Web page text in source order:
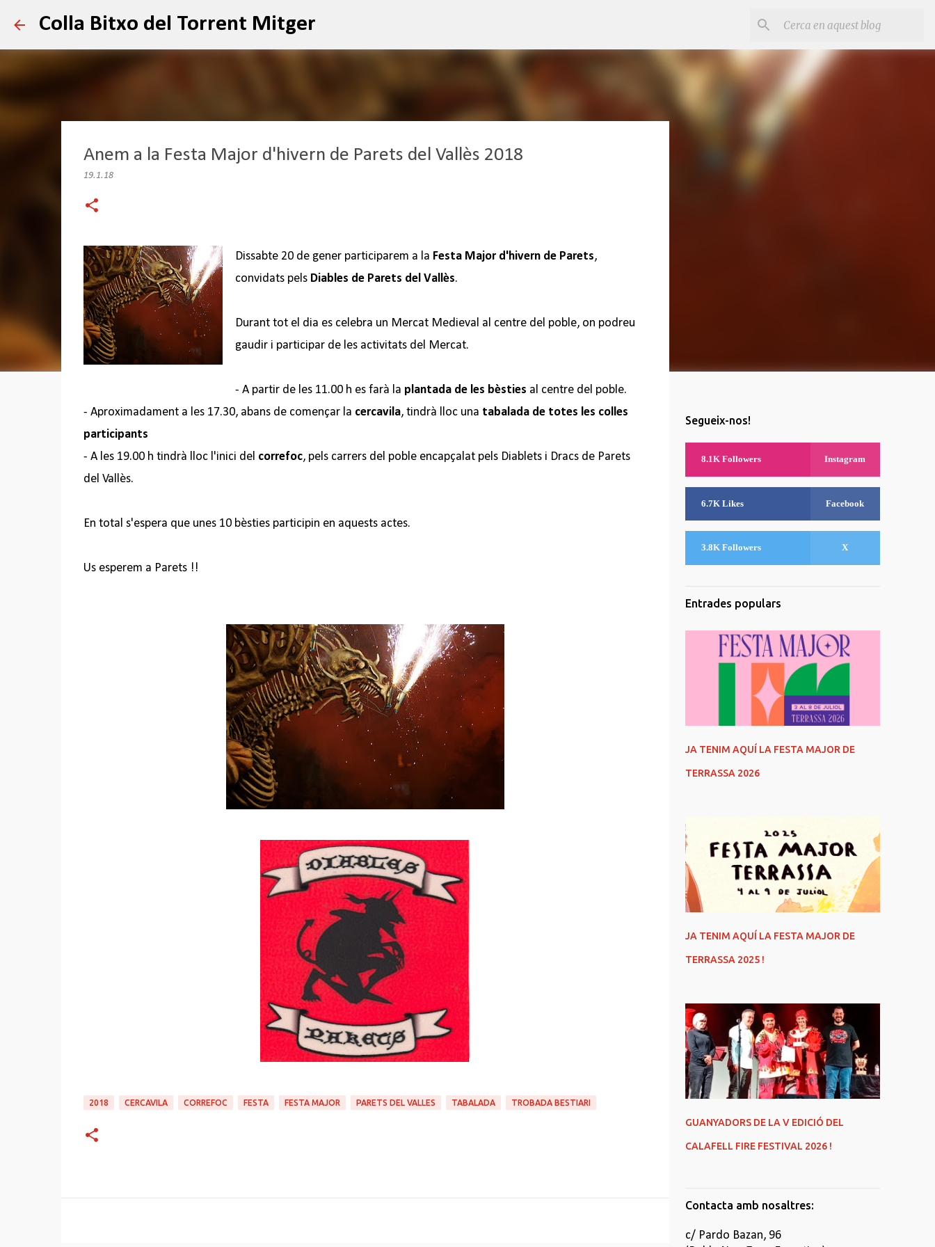
Colla Bitxo del Torrent Mitger
Anem a la Festa Major d'hivern de Parets del Vallès 2018
19.1.18
Dissabte 20 de gener participarem a la Festa Major d'hivern de Parets,
convidats pels Diables de Parets del Vallès.
Durant tot el dia es celebra un Mercat Medieval al centre del poble, on podreu
gaudir i participar de les activitats del Mercat.
- A partir de les 11.00 h es farà la plantada de les bèsties al centre del poble.
- Aproximadament a les 17.30, abans de començar la cercavila, tindrà lloc una tabalada de totes les colles
participants
- A les 19.00 h tindrà lloc l'inici del correfoc, pels carrers del poble encapçalat pels Diablets i Dracs de Parets
del Vallès.
En total s'espera que unes 10 bèsties participin en aquests actes.
Us esperem a Parets !!
2018 CERCAVILA CORREFOC FESTA FESTA MAJOR PARETS DEL VALLES TABALADA TROBADA BESTIARI
Segueix-nos!
8.1K Followers Instagram
6.7K Likes Facebook
3.8K Followers X
Entrades populars
JA TENIM AQUÍ LA FESTA MAJOR DE
TERRASSA 2026
JA TENIM AQUÍ LA FESTA MAJOR DE
TERRASSA 2025 !
GUANYADORS DE LA V EDICIÓ DEL
CALAFELL FIRE FESTIVAL 2026 !
Contacta amb nosaltres:
c/ Pardo Bazan, 96